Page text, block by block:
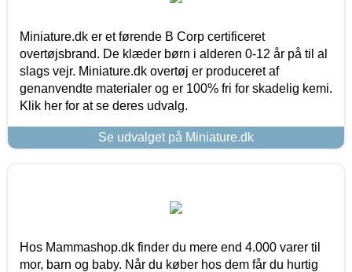
Miniature.dk er et førende B Corp certificeret
overtøjsbrand. De klæder børn i alderen 0-12 år på til al
slags vejr. Miniature.dk overtøj er produceret af
genanvendte materialer og er 100% fri for skadelig kemi.
Klik her for at se deres udvalg.
Se udvalget på Miniature.dk
Hos Mammashop.dk finder du mere end 4.000 varer til
mor, barn og baby. Når du køber hos dem får du hurtig